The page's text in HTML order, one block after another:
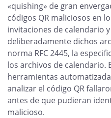
«quishing» de gran
códigos QR maliciosos en
invitaciones de calendario
deliberadamente dichos
norma RFC 2445, la
los archivos de calendario.
herramientas
analizar el código QR
antes de que pudieran
malicioso.